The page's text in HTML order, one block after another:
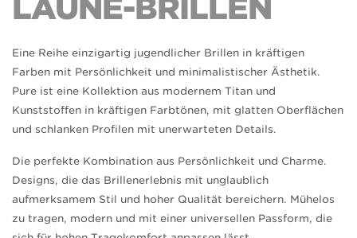
LAUNE-BRILLEN
Eine Reihe einzigartig jugendlicher Brillen in kräftigen
Farben mit Persönlichkeit und minimalistischer Ästhetik.
Pure ist eine Kollektion aus modernem Titan und
Kunststoffen in kräftigen Farbtönen, mit glatten Oberflächen
und schlanken Profilen mit unerwarteten Details.
Die perfekte Kombination aus Persönlichkeit und Charme.
Designs, die das Brillenerlebnis mit unglaublich
aufmerksamem Stil und hoher Qualität bereichern. Mühelos
zu tragen, modern und mit einer universellen Passform, die